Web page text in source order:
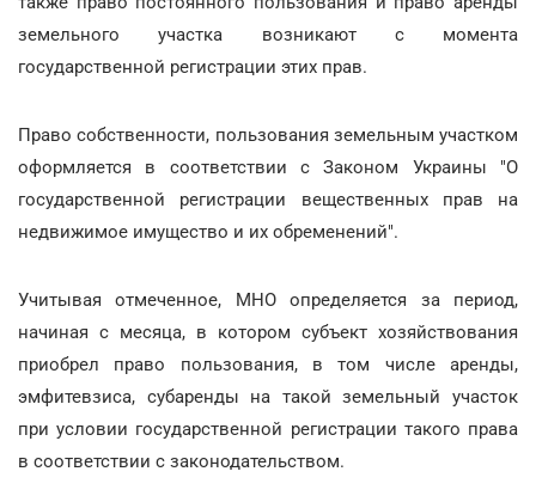
земельного участка возникают с момента
государственной регистрации этих прав.
Право собственности, пользования земельным участком
оформляется в соответствии с Законом Украины "О
государственной регистрации вещественных прав на
недвижимое имущество и их обременений".
Учитывая отмеченное, МНО определяется за период,
начиная с месяца, в котором субъект хозяйствования
приобрел право пользования, в том числе аренды,
эмфитевзиса, субаренды на такой земельный участок
при условии государственной регистрации такого права
в соответствии с законодательством.